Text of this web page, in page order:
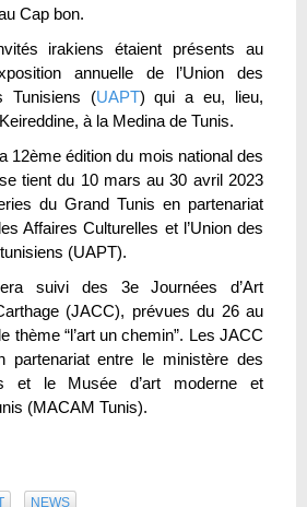
Cap bon.
irakiens étaient présents au
annuelle de l’Union des
Tunisiens (UAPT) qui a eu, lieu,
à la Medina de Tunis.
12ème édition du mois national des
tient du 10 mars au 30 avril 2023
du Grand Tunis en partenariat
Affaires Culturelles et l’Union des
(UAPT).
suivi des 3e Journées d’Art
(JACC), prévues du 26 au
thème “l’art un chemin”. Les JACC
partenariat entre le ministère des
et le Musée d’art moderne et
(MACAM Tunis).
NEWS